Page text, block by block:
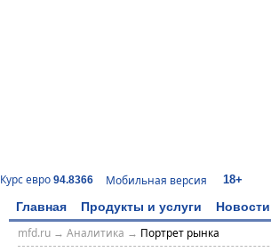
Курс евро 94.8366 Мобильная версия 18+
Главная Продукты и услуги Новости
mfd.ru→ Аналитика → Портрет рынка